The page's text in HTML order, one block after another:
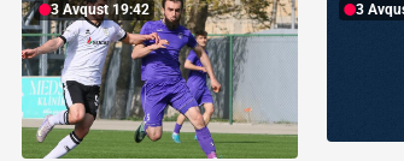
3 Avqust 19:42 3